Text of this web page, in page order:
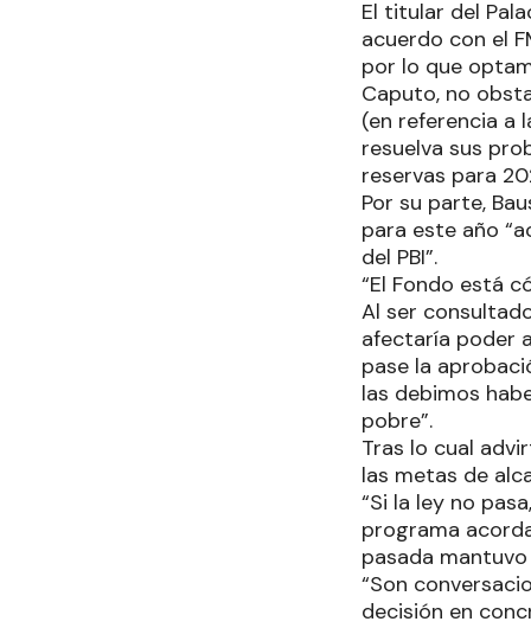
El titular del
acuerdo con el
por lo que
Caputo, no
(en referencia a
resuelva sus
reservas para
Por su parte,
para este año
del PBI”.
“El Fondo está
Al ser
afectaría poder
pase la
las debimos
pobre”.
Tras lo cual
las metas de
“Si la ley no
programa
pasada
“Son
decisión en